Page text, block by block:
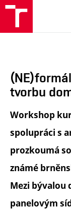
tvorbu
Workshop
spolupráci s
prozkoumá
známé
Mezi bývalou
panelovým